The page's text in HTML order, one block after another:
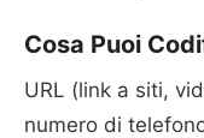
Cosa Puoi
URL (link a siti,
numero di